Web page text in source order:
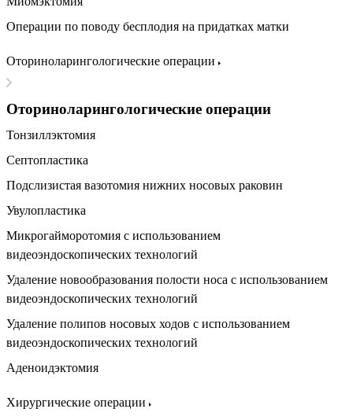
Операции по поводу бесплодия на придатках матки
Оториноларингологические операции
Оториноларингологические операции
Тонзиллэктомия
Септопластика
Подслизистая вазотомия нижних носовых раковин
Увулопластика
Микрогайморотомия с использованием
видеоэндоскопических технологий
Удаление новообразования полости носа с использованием
видеоэндоскопических технологий
Удаление полипов носовых ходов с использованием
видеоэндоскопических технологий
Аденоидэктомия
Хирургические операции